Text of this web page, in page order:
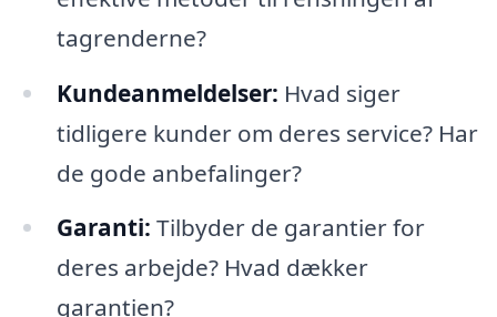
tagrenderne?
Kundeanmeldelser: Hvad siger
tidligere kunder om deres service? Har
de gode anbefalinger?
Garanti: Tilbyder de garantier for
deres arbejde? Hvad dækker
garantien?